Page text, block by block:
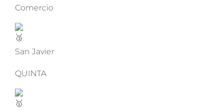
Comercio
San Javier
QUINTA